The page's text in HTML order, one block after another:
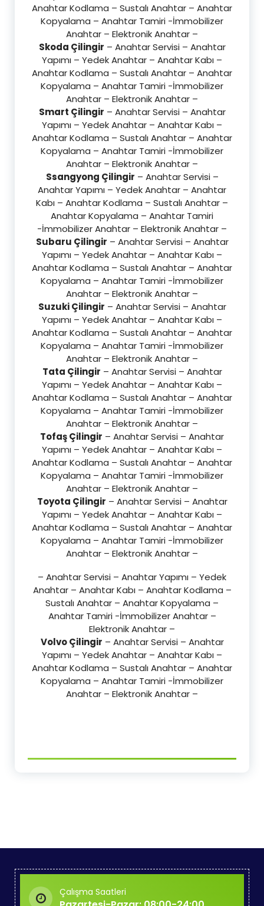
Anahtar Kodlama – Sustalı Anahtar – Anahtar
Kopyalama – Anahtar Tamiri -İmmobilizer
Anahtar – Elektronik Anahtar –
Skoda Çilingir – Anahtar Servisi – Anahtar
Yapımı – Yedek Anahtar – Anahtar Kabı –
Anahtar Kodlama – Sustalı Anahtar – Anahtar
Kopyalama – Anahtar Tamiri -İmmobilizer
Anahtar – Elektronik Anahtar –
Smart Çilingir – Anahtar Servisi – Anahtar
Yapımı – Yedek Anahtar – Anahtar Kabı –
Anahtar Kodlama – Sustalı Anahtar – Anahtar
Kopyalama – Anahtar Tamiri -İmmobilizer
Anahtar – Elektronik Anahtar –
Ssangyong Çilingir – Anahtar Servisi –
Anahtar Yapımı – Yedek Anahtar – Anahtar
Kabı – Anahtar Kodlama – Sustalı Anahtar –
Anahtar Kopyalama – Anahtar Tamiri
-İmmobilizer Anahtar – Elektronik Anahtar –
Subaru Çilingir – Anahtar Servisi – Anahtar
Yapımı – Yedek Anahtar – Anahtar Kabı –
Anahtar Kodlama – Sustalı Anahtar – Anahtar
Kopyalama – Anahtar Tamiri -İmmobilizer
Anahtar – Elektronik Anahtar –
Suzuki Çilingir – Anahtar Servisi – Anahtar
Yapımı – Yedek Anahtar – Anahtar Kabı –
Anahtar Kodlama – Sustalı Anahtar – Anahtar
Kopyalama – Anahtar Tamiri -İmmobilizer
Anahtar – Elektronik Anahtar –
Tata Çilingir – Anahtar Servisi – Anahtar
Yapımı – Yedek Anahtar – Anahtar Kabı –
Anahtar Kodlama – Sustalı Anahtar – Anahtar
Kopyalama – Anahtar Tamiri -İmmobilizer
Anahtar – Elektronik Anahtar –
Tofaş Çilingir – Anahtar Servisi – Anahtar
Yapımı – Yedek Anahtar – Anahtar Kabı –
Anahtar Kodlama – Sustalı Anahtar – Anahtar
Kopyalama – Anahtar Tamiri -İmmobilizer
Anahtar – Elektronik Anahtar –
Toyota Çilingir – Anahtar Servisi – Anahtar
Yapımı – Yedek Anahtar – Anahtar Kabı –
Anahtar Kodlama – Sustalı Anahtar – Anahtar
Kopyalama – Anahtar Tamiri -İmmobilizer
Anahtar – Elektronik Anahtar –
– Anahtar Servisi – Anahtar Yapımı – Yedek
Anahtar – Anahtar Kabı – Anahtar Kodlama –
Sustalı Anahtar – Anahtar Kopyalama –
Anahtar Tamiri -İmmobilizer Anahtar –
Elektronik Anahtar –
Volvo Çilingir – Anahtar Servisi – Anahtar
Yapımı – Yedek Anahtar – Anahtar Kabı –
Anahtar Kodlama – Sustalı Anahtar – Anahtar
Kopyalama – Anahtar Tamiri -İmmobilizer
Anahtar – Elektronik Anahtar –
Çalışma Saatleri